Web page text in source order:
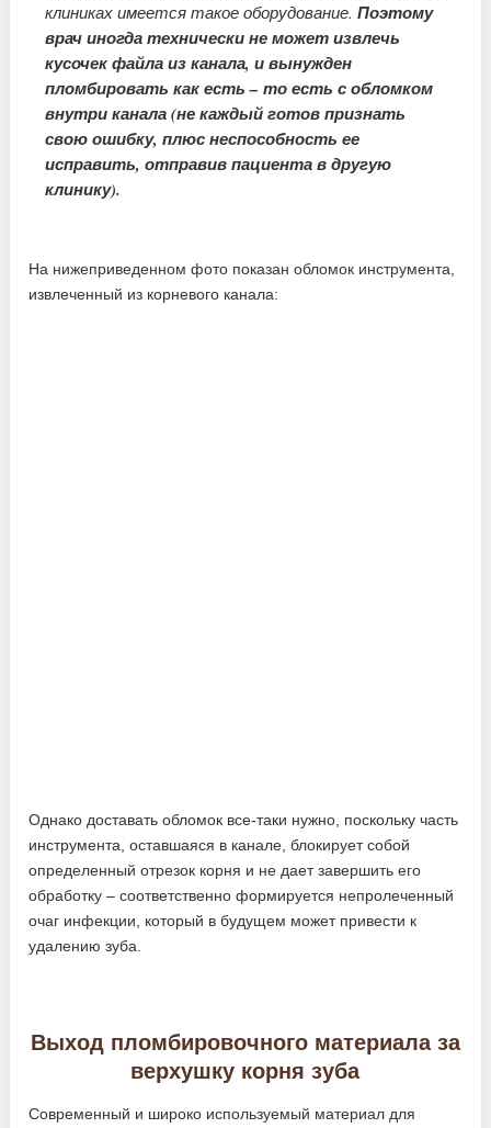
клиниках имеется такое оборудование.Поэтому
врач иногда технически не может извлечь
кусочек файла из канала, и вынужден
пломбировать как есть – то есть с обломком
внутри канала (не каждый готов признать
свою ошибку, плюс неспособность ее
исправить, отправив пациента в другую
клинику).
На нижеприведенном фото показан обломок инструмента,
извлеченный из корневого канала:
Однако доставать обломок все-таки нужно, поскольку часть
инструмента, оставшаяся в канале, блокирует собой
определенный отрезок корня и не дает завершить его
обработку – соответственно формируется непролеченный
очаг инфекции, который в будущем может привести к
удалению зуба.
Выход пломбировочного материала за
верхушку корня зуба
Современный и широко используемый материал для